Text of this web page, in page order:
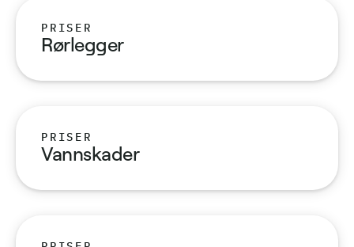
PRISER
Rørlegger
PRISER
Vannskader